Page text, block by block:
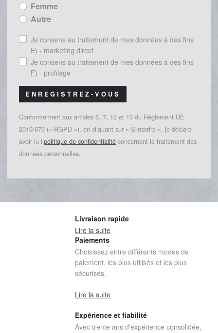
Femme
Autre
Je consens au traitement de mes données à des fins
E) - marketing direct
Je consens au traitement de mes données à des fins
F) - profilage
ENREGISTREZ-VOUS
Conformément aux articles 6, 7, 12 et 13 du Règlement UE
2016/679 (« RGPD »), en cliquant sur « S'inscrire », je déclare
avoir lu l’politique de confidentialité concernant le traitement des
données personnelles.
Livraison rapide
Lire la suite
Paiements
Choisissez entre différents modes de
paiement, les plus utilisés et les plus
sécurisés.
Lire la suite
Expérience et fiabilité
Avec trente ans d'expérience consolidée,